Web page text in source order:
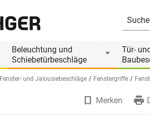
Beleuchtung und
Schiebetürbeschläge
Tür-
Fenster- und Jalousiebeschläge Fenstergriffe
Passendes Zubehör
Merken